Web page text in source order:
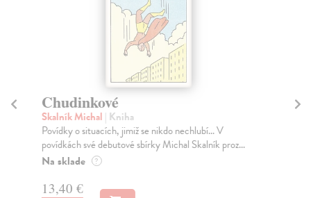
Chudinkové
Skalník Michal | Kniha
Povídky o situacích, jimiž se nikdo nechlubí... V
povídkách své debutové sbírky Michal Skalník proz...
Na sklade ?
13,40 €